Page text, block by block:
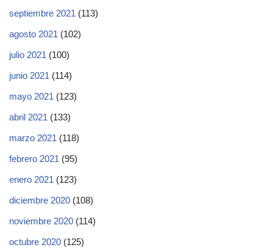
septiembre 2021 (113)
agosto 2021 (102)
julio 2021 (100)
junio 2021 (114)
mayo 2021 (123)
abril 2021 (133)
marzo 2021 (118)
febrero 2021 (95)
enero 2021 (123)
diciembre 2020 (108)
noviembre 2020 (114)
octubre 2020 (125)